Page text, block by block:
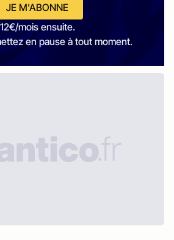
JE M'ABONNE
12€/mois ensuite.
en pause à tout moment.